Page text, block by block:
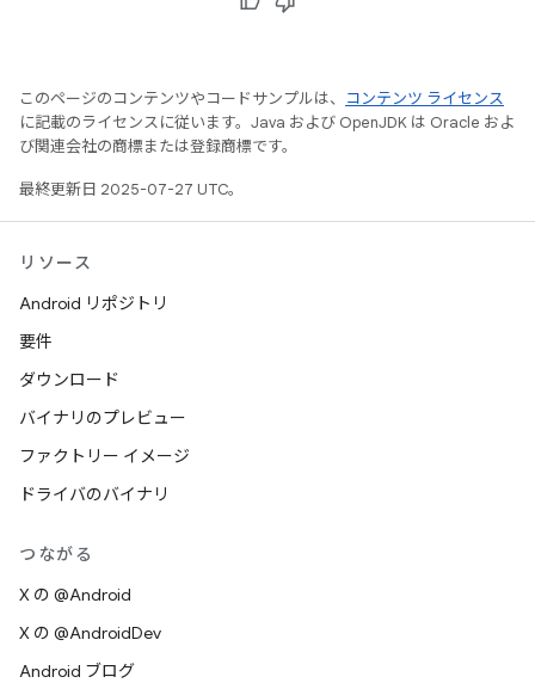
このページのコンテンツやコードサンプルは、
コンテンツ ライセンス
に記載のライセンスに従います。Java および OpenJDK は Oracle およ
び関連会社の商標または登録商標です。
最終更新日 2025-07-27 UTC。
リソース
Android リポジトリ
要件
ダウンロード
バイナリのプレビュー
ファクトリー イメージ
ドライバのバイナリ
つながる
X の @Android
X の @AndroidDev
Android ブログ